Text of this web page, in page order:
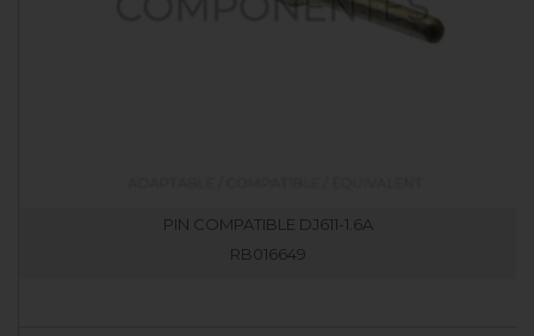
PIN COMPATIBLE DJ611-1.6A
RB016649